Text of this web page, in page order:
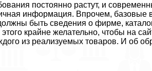
постоянно растут, и
информация. Впрочем, базовые
быть сведения о фирме,
крайне желательно, чтобы на
из реализуемых товаров. И об